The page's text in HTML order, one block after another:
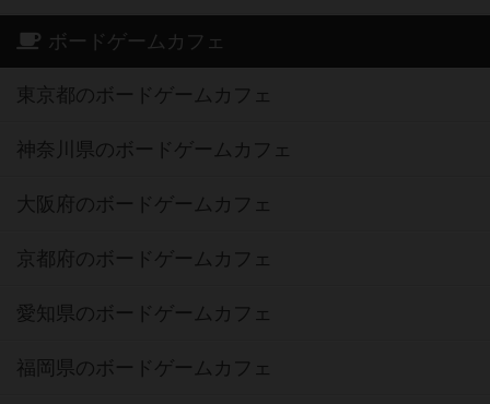
ボードゲームカフェ
東京都のボードゲームカフェ
神奈川県のボードゲームカフェ
大阪府のボードゲームカフェ
京都府のボードゲームカフェ
愛知県のボードゲームカフェ
福岡県のボードゲームカフェ